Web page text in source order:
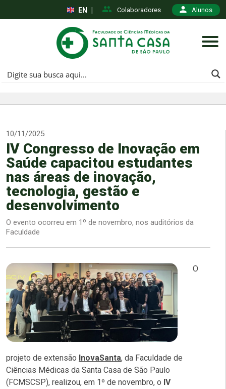
Colaboradores Alunos
EN
10/11/2025
IV Congresso de Inovação em
Saúde capacitou estudantes
nas áreas de inovação,
tecnologia, gestão e
desenvolvimento
O evento ocorreu em 1º de novembro, nos auditórios da
Faculdade
O
projeto de extensão InovaSanta, da Faculdade de
Ciências Médicas da Santa Casa de São Paulo
(FCMSCSP), realizou, em 1º de novembro, o IV